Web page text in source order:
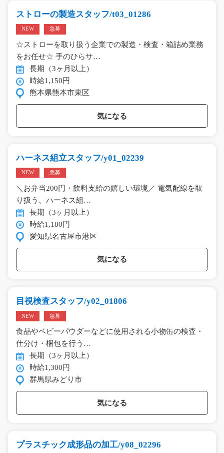
ストローの製造スタッフ/t03_01286
NEW 急募
☆ストローを取り扱う企業での製造・検査・箱詰め業務
をお任せ☆ 手のひらサ…
長期（3ヶ月以上）
時給1,150円
熊本県熊本市東区
気になる
ハーネス組立スタッフ/y01_02239
NEW 急募
＼お弁当200円・飲料支給の嬉しい環境／ 電気配線を取
り扱う、ハーネス組…
長期（3ヶ月以上）
時給1,180円
愛知県名古屋市港区
気になる
目視検査スタッフ/y02_01806
NEW 急募
食品やベビーパウダーなどに使用される小物缶の検査・
仕分け・梱包を行う…
長期（3ヶ月以上）
時給1,300円
群馬県みどり市
気になる
プラスチック成形品の加工/y08_02296